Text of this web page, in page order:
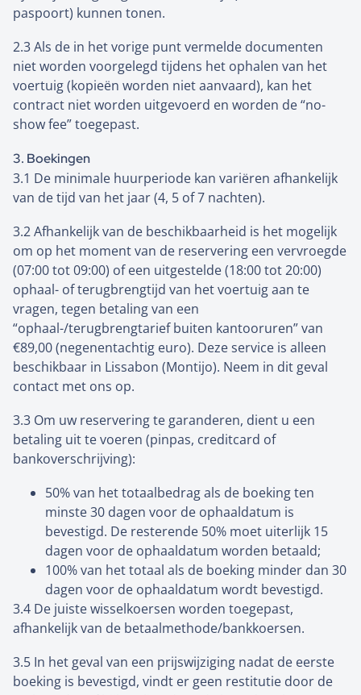
paspoort) kunnen tonen.
2.3 Als de in het vorige punt vermelde documenten
niet worden voorgelegd tijdens het ophalen van het
voertuig (kopieën worden niet aanvaard), kan het
contract niet worden uitgevoerd en worden de “no-
show fee” toegepast.
3. Boekingen
3.1 De minimale huurperiode kan variëren afhankelijk
van de tijd van het jaar (4, 5 of 7 nachten).
3.2 Afhankelijk van de beschikbaarheid is het mogelijk
om op het moment van de reservering een vervroegde
(07:00 tot 09:00) of een uitgestelde (18:00 tot 20:00)
ophaal- of terugbrengtijd van het voertuig aan te
vragen, tegen betaling van een
“ophaal-/terugbrengtarief buiten kantooruren” van
€89,00 (negenentachtig euro). Deze service is alleen
beschikbaar in Lissabon (Montijo). Neem in dit geval
contact met ons op.
3.3 Om uw reservering te garanderen, dient u een
betaling uit te voeren (pinpas, creditcard of
bankoverschrijving):
50% van het totaalbedrag als de boeking ten
minste 30 dagen voor de ophaaldatum is
bevestigd. De resterende 50% moet uiterlijk 15
dagen voor de ophaaldatum worden betaald;
100% van het totaal als de boeking minder dan 30
dagen voor de ophaaldatum wordt bevestigd.
3.4 De juiste wisselkoersen worden toegepast,
afhankelijk van de betaalmethode/bankkoersen.
3.5 In het geval van een prijswijziging nadat de eerste
boeking is bevestigd, vindt er geen restitutie door de